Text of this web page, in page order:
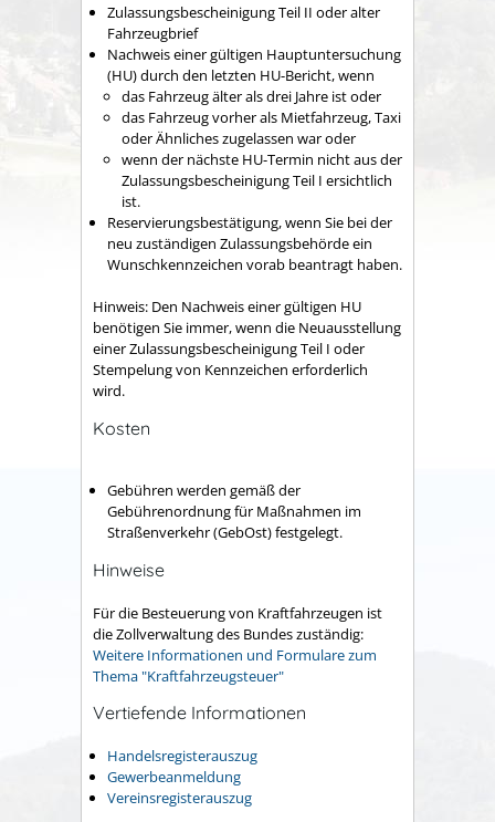
Zulassungsbescheinigung Teil II oder alter
Fahrzeugbrief
Nachweis einer gültigen Hauptuntersuchung
(HU) durch den letzten HU-Bericht, wenn
das Fahrzeug älter als drei Jahre ist oder
das Fahrzeug vorher als Mietfahrzeug, Taxi
oder Ähnliches zugelassen war oder
wenn der nächste HU-Termin nicht aus der
Zulassungsbescheinigung Teil I ersichtlich
ist.
Reservierungsbestätigung, wenn Sie bei der
neu zuständigen Zulassungsbehörde ein
Wunschkennzeichen vorab beantragt haben.
Hinweis: Den Nachweis einer gültigen HU
benötigen Sie immer, wenn die Neuausstellung
einer Zulassungsbescheinigung Teil I oder
Stempelung von Kennzeichen erforderlich
wird.
Kosten
Gebühren werden gemäß der
Gebührenordnung für Maßnahmen im
Straßenverkehr (GebOst) festgelegt.
Hinweise
Für die Besteuerung von Kraftfahrzeugen ist
die Zollverwaltung des Bundes zuständig:
Weitere Informationen und Formulare zum
Thema "Kraftfahrzeugsteuer"
Vertiefende Informationen
Handelsregisterauszug
Gewerbeanmeldung
Vereinsregisterauszug